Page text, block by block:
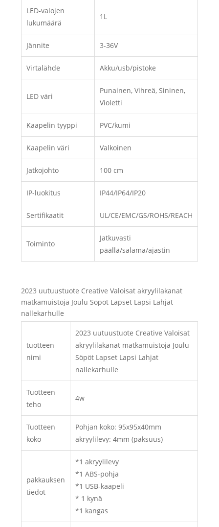
LED-valojen
lukumäärä
1L
Jännite 3-36V
Virtalähde Akku/usb/pistoke
LED väri
Punainen, Vihreä, Sininen,
Violetti
Kaapelin tyyppi PVC/kumi
Kaapelin väri Valkoinen
Jatkojohto 100 cm
IP-luokitus IP44/IP64/IP20
Sertifikaatit UL/CE/EMC/GS/ROHS/REACH
Toiminto
Jatkuvasti
päällä/salama/ajastin
2023 uutuustuote Creative Valoisat akryylilakanat
matkamuistoja Joulu Söpöt Lapset Lapsi Lahjat
nallekarhulle
tuotteen
nimi
2023 uutuustuote Creative Valoisat
akryylilakanat matkamuistoja Joulu
Söpöt Lapset Lapsi Lahjat
nallekarhulle
Tuotteen
teho
4w
Tuotteen
koko
Pohjan koko: 95x95x40mm
akryylilevy: 4mm (paksuus)
pakkauksen
tiedot
*1 akryylilevy
*1 ABS-pohja
*1 USB-kaapeli
* 1 kynä
*1 kangas